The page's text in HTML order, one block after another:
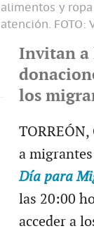
y ropa
FOTO:
Invitan a
los
a
Día para
las 20:00
acceder a